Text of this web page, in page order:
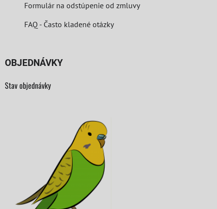
Formulár na odstúpenie od zmluvy
FAQ - Často kladené otázky
OBJEDNÁVKY
Stav objednávky